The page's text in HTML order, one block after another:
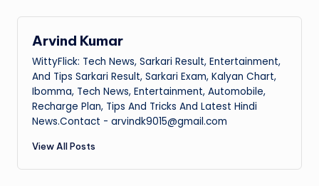
Arvind Kumar
WittyFlick: Tech News, Sarkari Result, Entertainment,
And Tips Sarkari Result, Sarkari Exam, Kalyan Chart,
Ibomma, Tech News, Entertainment, Automobile,
Recharge Plan, Tips And Tricks And Latest Hindi
News.Contact - arvindk9015@gmail.com
View All Posts